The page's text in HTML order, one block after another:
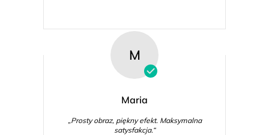
M
Maria
„Prosty obraz, piękny efekt. Maksymalna
satysfakcja.“